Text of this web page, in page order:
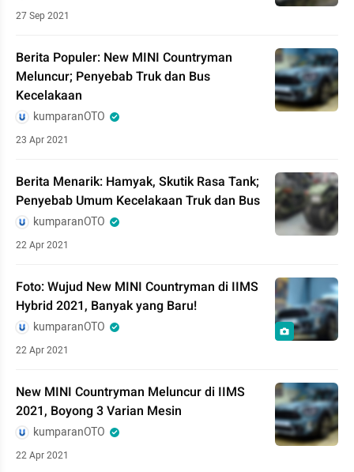
27 Sep 2021
Berita Populer: New MINI Countryman
Meluncur; Penyebab Truk dan Bus
Kecelakaan
kumparanOTO
23 Apr 2021
Berita Menarik: Hamyak, Skutik Rasa Tank;
Penyebab Umum Kecelakaan Truk dan Bus
kumparanOTO
22 Apr 2021
Foto: Wujud New MINI Countryman di IIMS
Hybrid 2021, Banyak yang Baru!
kumparanOTO
22 Apr 2021
New MINI Countryman Meluncur di IIMS
2021, Boyong 3 Varian Mesin
kumparanOTO
22 Apr 2021